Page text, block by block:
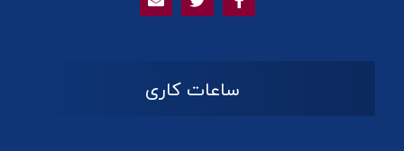
ساعات کاری